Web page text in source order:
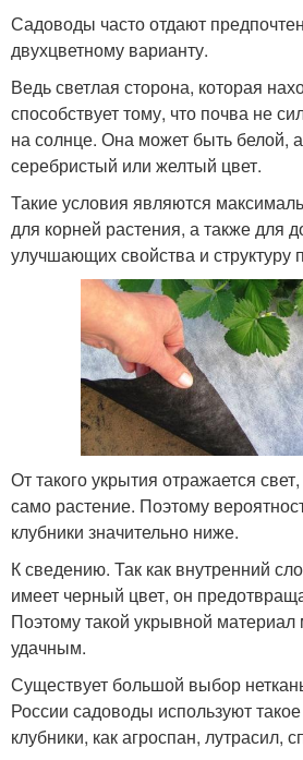
Садоводы часто отдают
двухцветному варианту.
Ведь светлая сторона, которая
способствует тому, что почва не
на солнце. Она может быть белой,
серебристый или желтый цвет.
Такие условия являются
для корней растения, а также для
улучшающих свойства и структуру
От такого укрытия отражается
само растение. Поэтому
клубники значительно ниже.
К сведению. Так как внутренний
имеет черный цвет, он
Поэтому такой укрывной материал
удачным.
Существует большой выбор
России садоводы используют
клубники, как агроспан, лутрасил,